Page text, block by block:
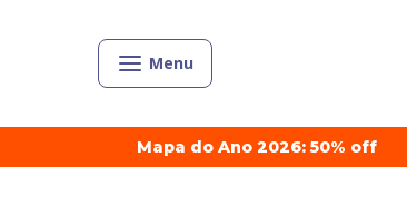
Menu
Mapa do Ano 2026: 50% off